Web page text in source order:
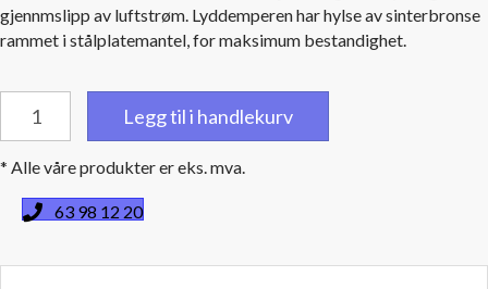
gjennmslipp av luftstrøm. Lyddemperen har hylse av sinterbronse
rammet i stålplatemantel, for maksimum bestandighet.
Adjust-
Flow
1/2"
(12,7
Legg til i handlekurv
* Alle våre produkter er eks. mva.
63 98 12 20